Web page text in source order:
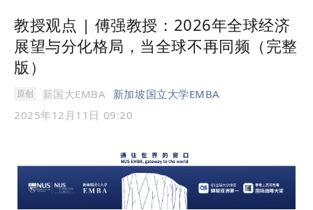
教授观点 | 傅强教授：2026年全球经济
展望与分化格局，当全球不再同频（完整
版）
原创 新国大EMBA 新加坡国立大学EMBA
2025年12月11日 09:20